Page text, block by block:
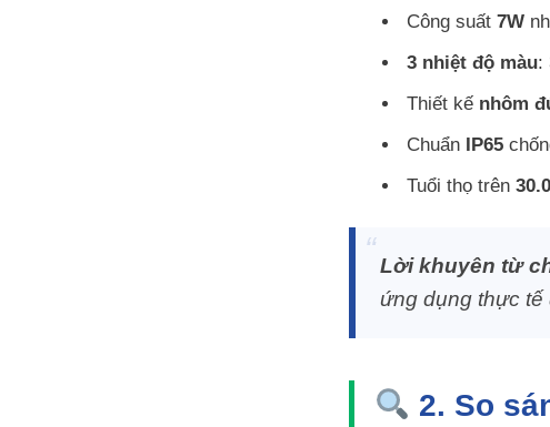
Công suất 7W
3 nhiệt độ màu:
Thiết kế nhôm
Chuẩn
IP65
Tuổi thọ trên
Lời khuyên từ
ứng dụng thực tế
2. So